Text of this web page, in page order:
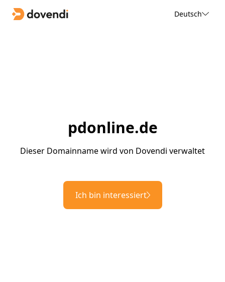
Deutsch
pdonline.de
Dieser Domainname wird von Dovendi verwaltet
Ich bin interessiert